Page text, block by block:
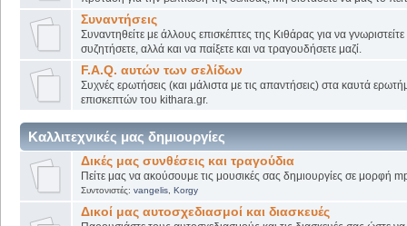
Συναντήσεις
Συναντηθείτε με άλλους επισκέπτες της Κιθάρας για να
συζητήσετε, αλλά και να παίξετε και να τραγουδήσετε μαζί.
F.A.Q. αυτών των σελίδων
Συχνές ερωτήσεις (και μάλιστα με τις απαντήσεις) στα καυτά
επισκεπτών του kithara.gr.
Καλλιτεχνικές μας δημιουργίες
Δικές μας συνθέσεις και τραγούδια
Πείτε μας να ακούσουμε τις μουσικές σας δημιουργίες σε μορφή
Συντονιστές: vangelis, Korgy
Δικοί μας αυτοσχεδιασμοί και διασκευές